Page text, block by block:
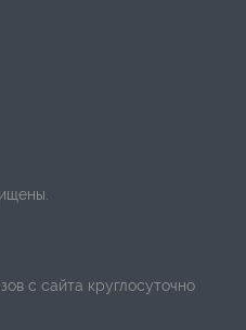
с сайта круглосуточно